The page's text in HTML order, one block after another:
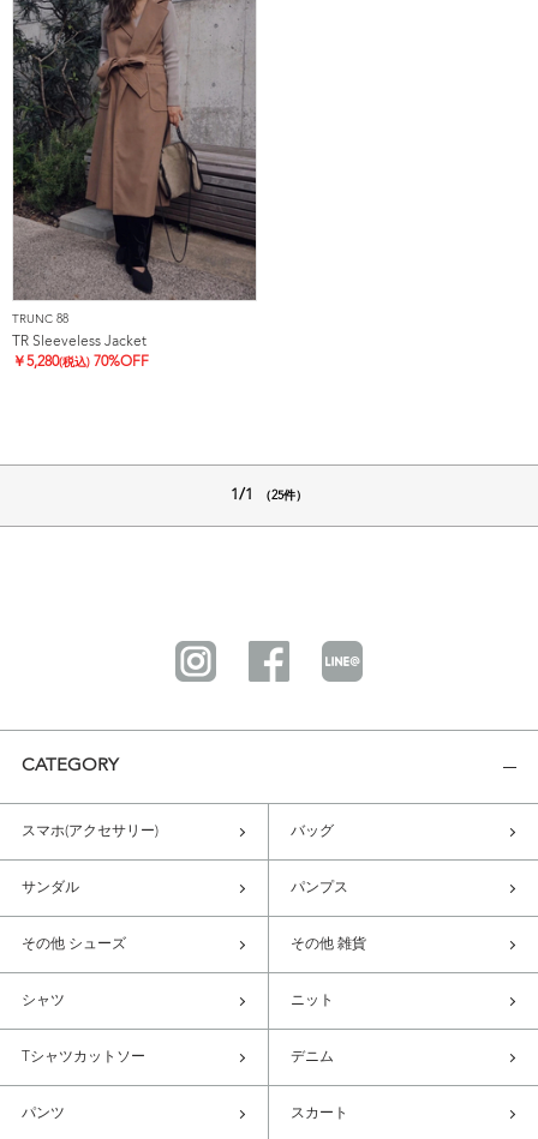
TRUNC 88
TR Sleeveless Jacket
￥5,280(税込) 70%OFF
1/1 （25件）
CATEGORY
スマホ(アクセサリー) バッグ
サンダル パンプス
その他 シューズ その他 雑貨
シャツ ニット
Tシャツカットソー デニム
パンツ スカート